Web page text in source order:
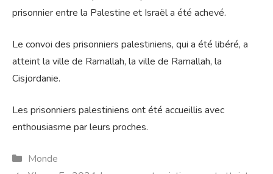
prisonnier entre la Palestine et Israël a été achevé.
Le convoi des prisonniers palestiniens, qui a été libéré, a
atteint la ville de Ramallah, la ville de Ramallah, la
Cisjordanie.
Les prisonniers palestiniens ont été accueillis avec
enthousiasme par leurs proches.
Catégories
Monde